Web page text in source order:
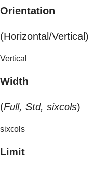
Orientation
(Horizontal/Vertical)
Vertical
Width
(Full, Std, sixcols)
sixcols
Limit